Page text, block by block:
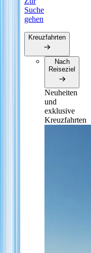
Suche
gehen
Kreuzfahrten
Nach
Reiseziel
Neuheiten
und
exklusive
Kreuzfahrten